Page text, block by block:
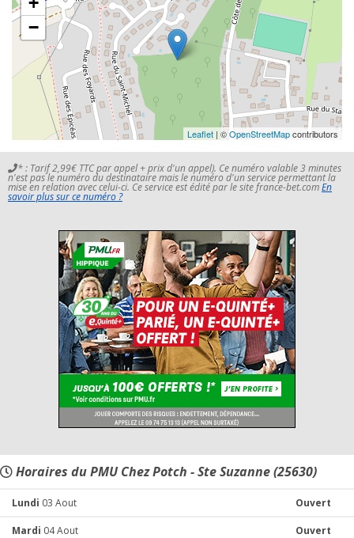
−
Leaflet | ©OpenStreetMapcontributors
* : Tarif 2,99€ TTC par appel + prix d'un appel). Ce numéro valable 3 minutes
n'est pas le numéro du destinataire mais le numéro d'un service permettant la
mise en relation avec celui-ci. Ce service est édité par le site france-bet.comEn
savoir plus sur ce numéro ?
Horaires du PMU Chez Potch - Ste Suzanne (25630)
Lundi 03 Aout Ouvert
Mardi 04 Aout Ouvert